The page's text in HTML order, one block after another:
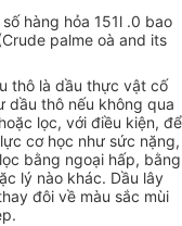
hàng hỏa 151l .0 bao
palme oà and its
thô là dầu thực vật cố
dầu thô nếu không qua
lọc, với điều kiện, để
cơ học như sức nặng,
bằng ngoại hấp, bằng
lý nào khác. Dầu lây
đôi về màu sắc mùi